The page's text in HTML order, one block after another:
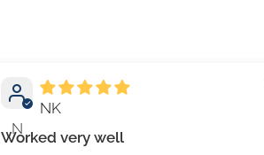
N
NK
Worked very well